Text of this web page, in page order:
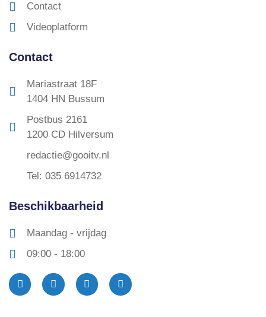
Contact
Videoplatform
Contact
Mariastraat 18F
1404 HN Bussum
Postbus 2161
1200 CD Hilversum
redactie@gooitv.nl
Tel: 035 6914732
Beschikbaarheid
Maandag - vrijdag
09:00 - 18:00